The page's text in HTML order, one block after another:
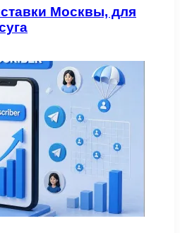
Москвы, для